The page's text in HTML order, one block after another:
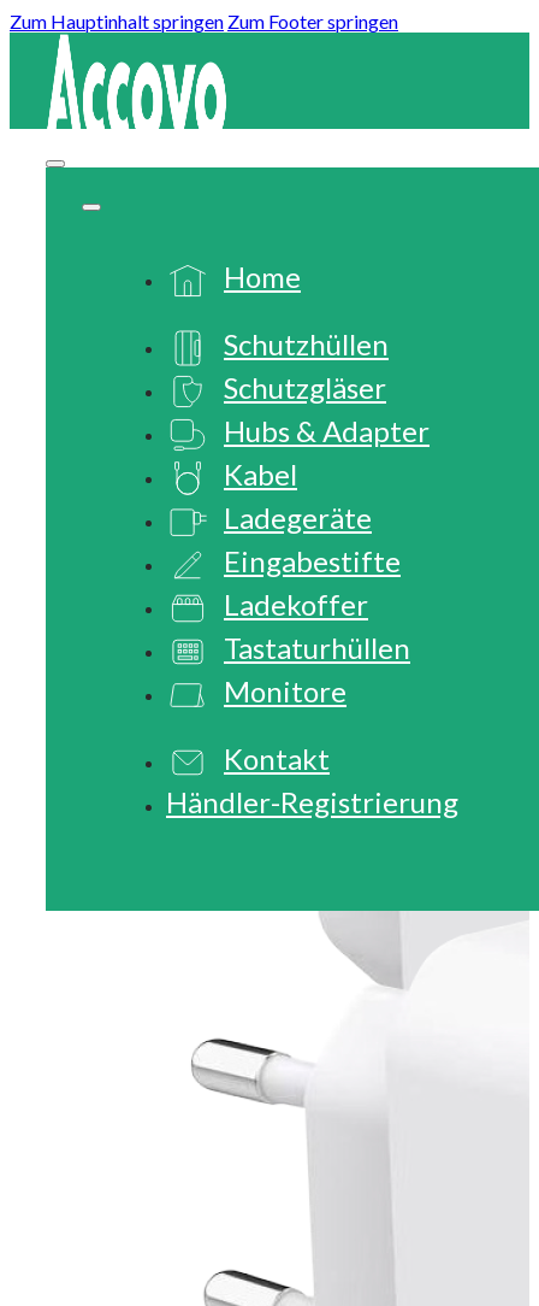
Zum Hauptinhalt springen Zum Footer springen
Home
Schutzhüllen
Schutzgläser
Hubs & Adapter
Kabel
Ladegeräte
Eingabestifte
Ladekoffer
Tastaturhüllen
Monitore
Kontakt
Händler-Registrierung